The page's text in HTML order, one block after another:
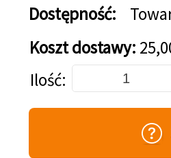
Dostępność:
Koszt dostawy:
Dodaj do koszyka
Ilość